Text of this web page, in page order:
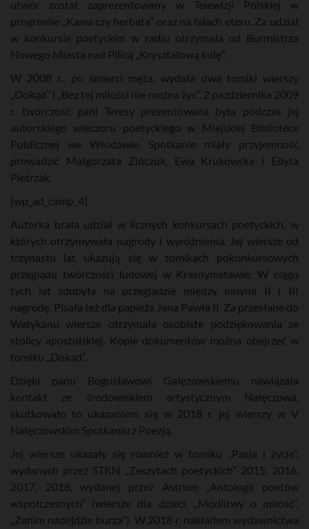
utwór został zaprezentowany w Telewizji Polskiej w
programie „Kawa czy herbata” oraz na falach eteru. Za udział
w konkursie poetyckim w radiu otrzymała od Burmistrza
Nowego Miasta nad Pilicą „Kryształową kulę”.
W 2008 r., po śmierci męża, wydała dwa tomiki wierszy
„Dokąd” i „Bez tej miłości nie można żyć”. 2 października 2009
r. twórczość pani Teresy prezentowana była podczas jej
autorskiego wieczoru poetyckiego w Miejskiej Bibliotece
Publicznej we Włodawie. Spotkanie miały przyjemność
prowadzić Małgorzata Zińczuk, Ewa Krukowska i Edyta
Pietrzak.
[wp_ad_camp_4]
Autorka brała udział w licznych konkursach poetyckich, w
których otrzymywała nagrody i wyróżnienia. Jej wiersze od
trzynastu lat ukazują się w tomikach pokonkursowych
przeglądu twórczości ludowej w Krasnymstawie. W ciągu
tych lat zdobyła na przeglądzie między innymi II i III
nagrodę. Pisała też dla papieża Jana Pawła II. Za przesłane do
Watykanu wiersze otrzymała osobiste podziękowania ze
stolicy apostolskiej. Kopie dokumentów można obejrzeć w
tomiku „Dokąd”.
Dzięki panu Bogusławowi Gałęzowskiemu nawiązała
kontakt ze środowiskiem artystycznym Nałęczowa,
skutkowało to ukazaniem się w 2018 r. jej wierszy w V
Nałęczowskim Spotkaniu z Poezją.
Jej wiersze ukazały się również w tomiku „Pasja i życie”,
wydanych przez STKN „Zeszytach poetyckich” 2015, 2016,
2017, 2018, wydanej przez Astrum „Antologii poetów
współczesnych” (wiersze dla dzieci, „Modlitwy o miłość”,
„Zanim nadejdzie burza”). W 2018 r. nakładem wydawnictwa